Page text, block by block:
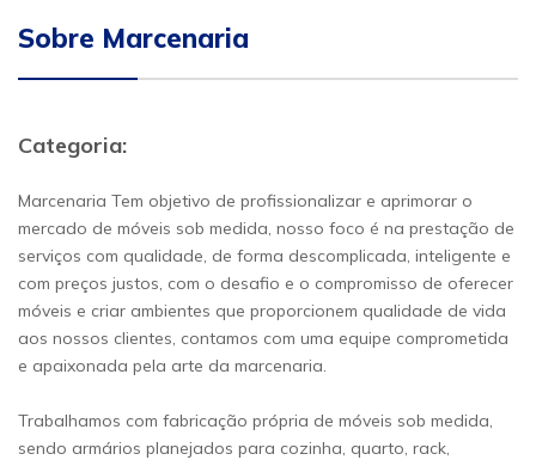
Sobre Marcenaria
Categoria:
Marcenaria Tem objetivo de profissionalizar e aprimorar o
mercado de móveis sob medida, nosso foco é na prestação de
serviços com qualidade, de forma descomplicada, inteligente e
com preços justos, com o desafio e o compromisso de oferecer
móveis e criar ambientes que proporcionem qualidade de vida
aos nossos clientes, contamos com uma equipe comprometida
e apaixonada pela arte da marcenaria.
Trabalhamos com fabricação própria de móveis sob medida,
sendo armários planejados para cozinha, quarto, rack,